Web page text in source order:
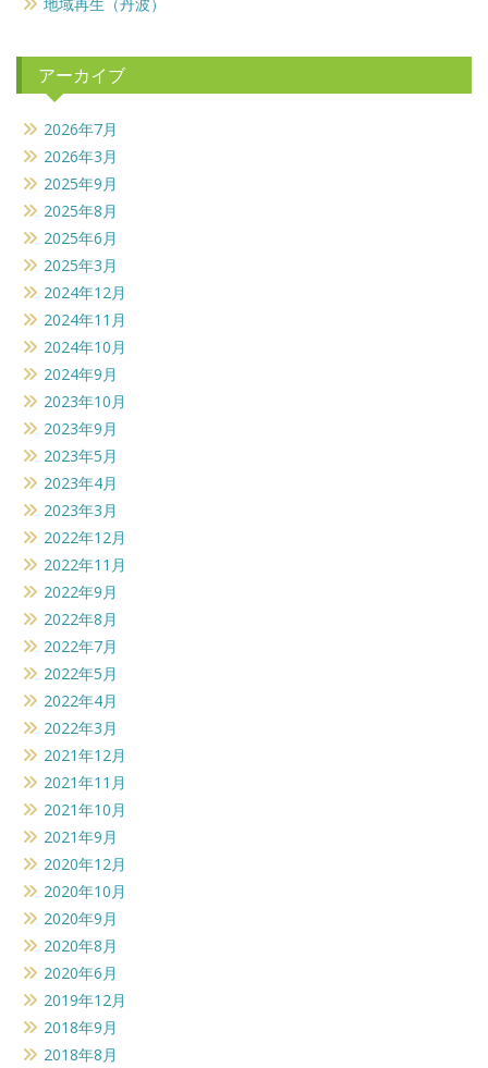
アーカイブ
2026年7月
2026年3月
2025年9月
2025年8月
2025年6月
2025年3月
2024年12月
2024年11月
2024年10月
2024年9月
2023年10月
2023年9月
2023年5月
2023年4月
2023年3月
2022年12月
2022年11月
2022年9月
2022年8月
2022年7月
2022年5月
2022年4月
2022年3月
2021年12月
2021年11月
2021年10月
2021年9月
2020年12月
2020年10月
2020年9月
2020年8月
2020年6月
2019年12月
2018年9月
2018年8月